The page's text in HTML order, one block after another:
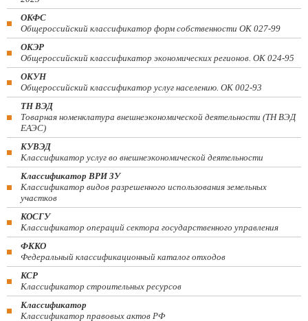
ОКФС
Общероссийский классификатор форм собственности ОК 027-99
ОКЭР
Общероссийский классификатор экономических регионов. ОК 024-95
ОКУН
Общероссийский классификатор услуг населению. ОК 002-93
ТН ВЭД
Товарная номенклатура внешнеэкономической деятельности (ТН ВЭД
ЕАЭС)
КУВЭД
Классификатор услуг во внешнеэкономической деятельности
Классификатор ВРИ ЗУ
Классификатор видов разрешенного использования земельных
участков
КОСГУ
Классификатор операций сектора государственного управления
ФККО
Федеральный классификационный каталог отходов
КСР
Классификатор строительных ресурсов
Классификатор
Классификатор правовых актов РФ